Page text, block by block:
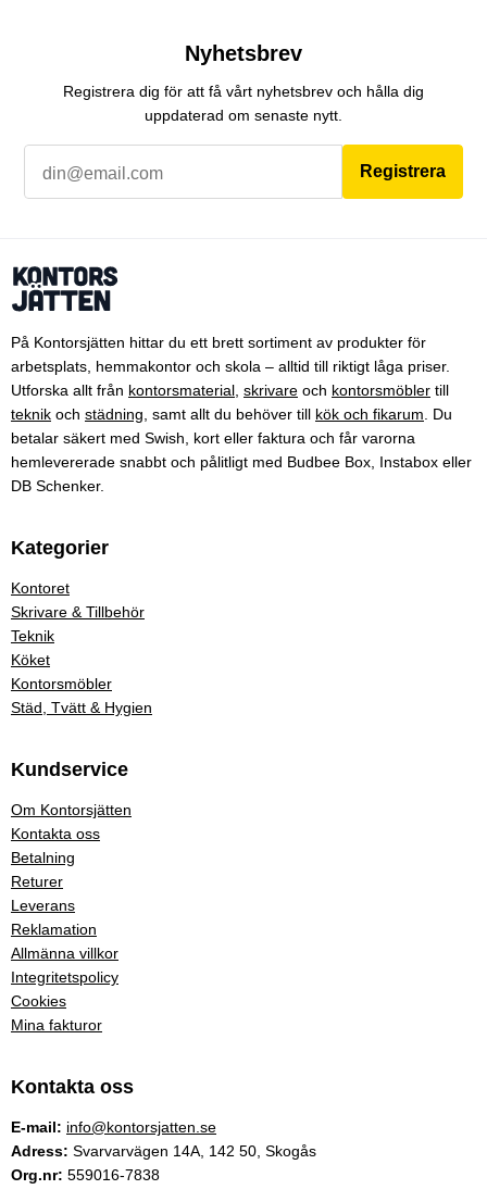
Nyhetsbrev
Registrera dig för att få vårt nyhetsbrev och hålla dig
uppdaterad om senaste nytt.
Registrera
På Kontorsjätten hittar du ett brett sortiment av produkter för
arbetsplats, hemmakontor och skola – alltid till riktigt låga priser.
Utforska allt från kontorsmaterial skrivare och kontorsmöbler till
teknik och städning , samt allt du behöver till kök och fikarum . Du
betalar säkert med Swish, kort eller faktura och får varorna
hemlevererade snabbt och pålitligt med Budbee Box, Instabox eller
DB Schenker.
Kategorier
Kontoret
Skrivare & Tillbehör
Teknik
Köket
Kontorsmöbler
Städ, Tvätt & Hygien
Kundservice
Om Kontorsjätten
Kontakta oss
Betalning
Returer
Leverans
Reklamation
Allmänna villkor
Integritetspolicy
Cookies
Mina fakturor
Kontakta oss
E-mail: info@kontorsjatten.se
Adress: Svarvarvägen 14A, 142 50, Skogås
Org.nr: 559016-7838